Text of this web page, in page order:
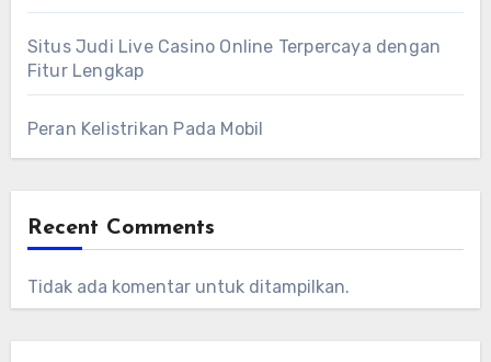
Situs Judi Live Casino Online Terpercaya dengan
Fitur Lengkap
Peran Kelistrikan Pada Mobil
Recent Comments
Tidak ada komentar untuk ditampilkan.